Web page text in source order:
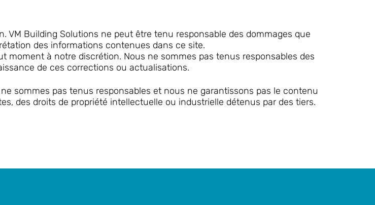
VM Building Solutions ne peut être tenu responsable des dommages que
des informations contenues dans ce site.
à notre discrétion. Nous ne sommes pas tenus responsables des
de ces corrections ou actualisations.
sommes pas tenus responsables et nous ne garantissons pas le contenu
des droits de propriété intellectuelle ou industrielle détenus par des tiers.